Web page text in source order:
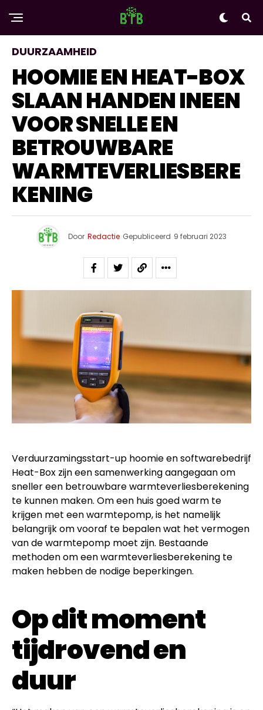
DUURZAAMHEID
HOOMIE EN HEAT-BOX
SLAAN HANDEN INEEN
VOOR SNELLE EN
BETROUWBARE
WARMTEVERLIESBERE
KENING
Door Redactie Gepubliceerd 9 februari 2023
Verduurzamingsstart-up hoomie en softwarebedrijf
Heat-Box zijn een samenwerking aangegaan om
sneller een betrouwbare warmteverliesberekening
te kunnen maken. Om een huis goed warm te
krijgen met een warmtepomp, is het namelijk
belangrijk om vooraf te bepalen wat het vermogen
van de warmtepomp moet zijn. Bestaande
methoden om een warmteverliesberekening te
maken hebben de nodige beperkingen.
Op dit moment
tijdrovend en
duur